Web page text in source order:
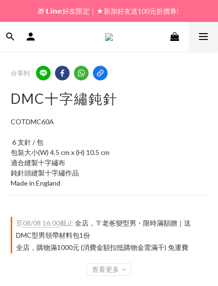
🎁 新好友購物金｜★加入新會員領券送100元!
🎁 𝗟𝗶𝗻𝗲好友限定｜★新加好友送100元折價券!
🎁 新好友購物金｜★加入新會員領券送100元!
分享到
DMC十字繡鈍針
COTDMC60A
6 支針 / 包
包裝大小(W) 4.5 cm x (H) 10.5 cm
適合縫製十字繡布
鈍針頭縫製十字繡作品
Made in England
至08/08 16:00截止 全店，👔老爸變型男・限時滿額贈｜送
DMC型男領帶材料包1份
全店，購物滿1000元 (消費金額扣抵購物金需滿千) 免運費
查看更多